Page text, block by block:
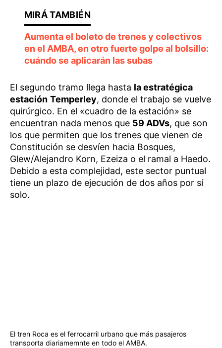
Aumenta el boleto de trenes y colectivos
en el AMBA, en otro fuerte golpe al bolsillo:
cuándo se aplicarán las subas
El segundo tramo llega hasta la estratégica
estación Temperley, donde el trabajo se vuelve
quirúrgico. En el «cuadro de la estación» se
encuentran nada menos que 59 ADVs, que son
los que permiten que los trenes que vienen de
Constitución se desvíen hacia Bosques,
Glew/Alejandro Korn, Ezeiza o el ramal a Haedo.
Debido a esta complejidad, este sector puntual
tiene un plazo de ejecución de dos años por sí
solo.
El tren Roca es el ferrocarril urbano que más pasajeros
transporta diariamemnte en todo el AMBA.